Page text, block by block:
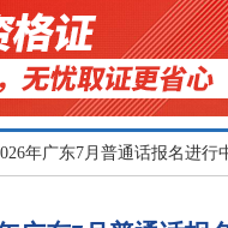
年广东7月普通话报名进行